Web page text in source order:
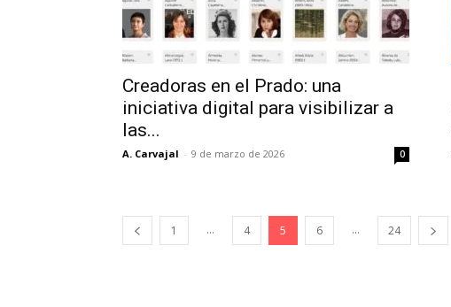
Creadoras en el Prado: una
iniciativa digital para visibilizar a
las...
A. Carvajal - 9 de marzo de 2026 0
1 ... 4 5 6 ... 24